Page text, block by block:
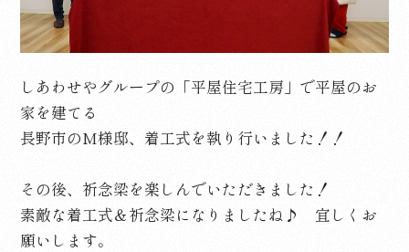
しあわせやグループの「平屋住宅工房」 で平屋のお
家を建てる
長野市のM様邸、 着工式を執り行いました！！
その後、祈念梁を楽しんでいただきました！
素敵な着工式＆祈念梁になりましたね♪ 宜しくお
願いします。